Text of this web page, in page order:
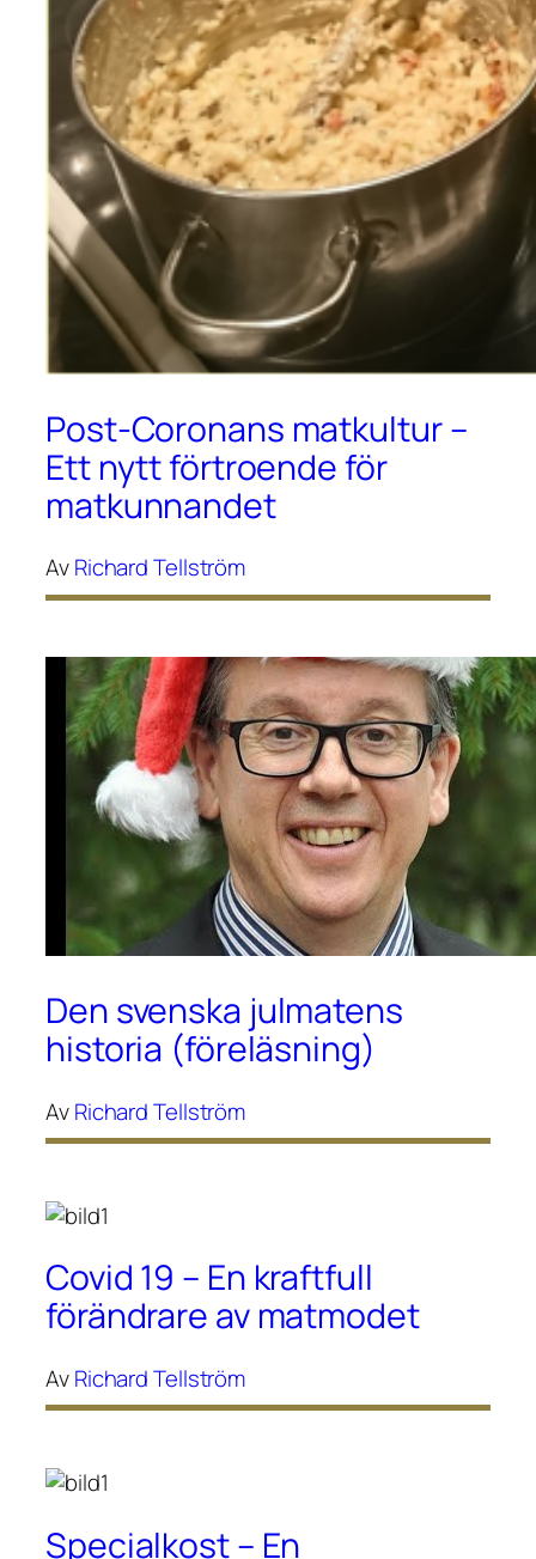
Post-Coronans matkultur –
Ett nytt förtroende för
matkunnandet
AvRichard Tellström
Den svenska julmatens
historia (föreläsning)
AvRichard Tellström
Covid 19 – En kraftfull
förändrare av matmodet
AvRichard Tellström
Specialkost – En